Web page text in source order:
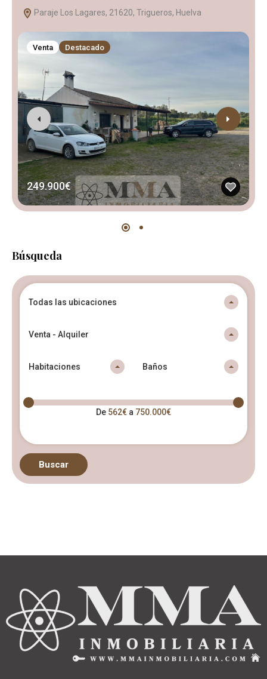
Paraje Los Lagares, 21620, Trigueros, Huelva
Venta Destacado
249.900€
Búsqueda
Todas las ubicaciones
Venta - Alquiler
Habitaciones Baños
De 562€ a 750.000€
Buscar